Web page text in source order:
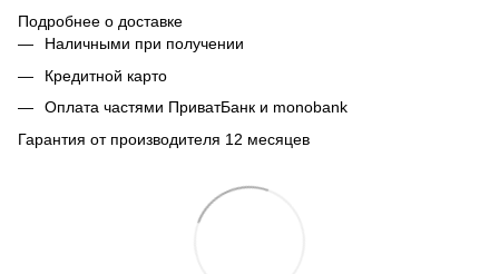
Подробнее о доставке
Наличными при получении
Кредитной карто
Оплата частями ПриватБанк и monobank
Гарантия от производителя 12 месяцев